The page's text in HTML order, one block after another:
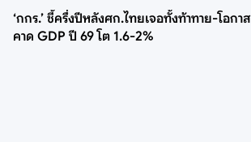
‘กกร.’ ชี้ครึ่งปีหลังศก.ไทยเจอทั้งท้าทาย-โอกาส
คาด GDP ปี 69 โต 1.6-2%